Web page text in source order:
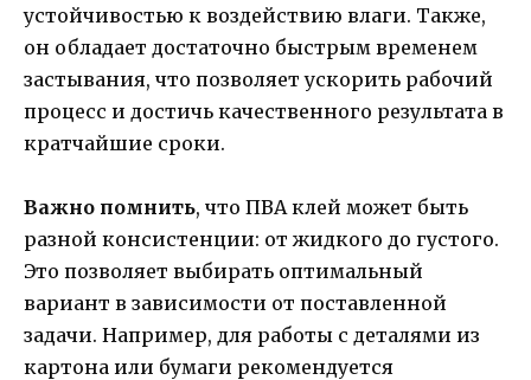
устойчивостью к воздействию влаги. Также,
он обладает достаточно быстрым временем
застывания, что позволяет ускорить рабочий
процесс и достичь качественного результата в
кратчайшие сроки.
Важно помнить, что ПВА клей может быть
разной консистенции: от жидкого до густого.
Это позволяет выбирать оптимальный
вариант в зависимости от поставленной
задачи. Например, для работы с деталями из
картона или бумаги рекомендуется